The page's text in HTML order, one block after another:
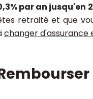
par an jusqu'en
retraité et que
changer d'assurance